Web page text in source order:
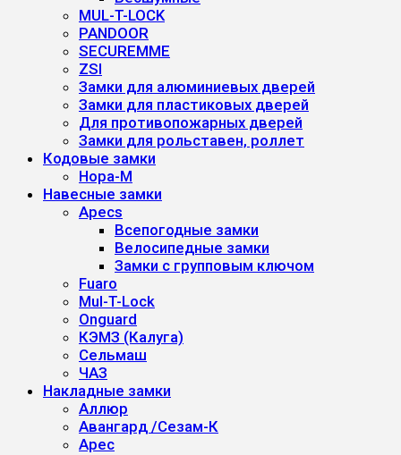
MUL-T-LOCK
PANDOOR
SECUREMME
ZSI
Замки для алюминиевых дверей
Замки для пластиковых дверей
Для противопожарных дверей
Замки для рольставен, роллет
Кодовые замки
Нора-М
Навесные замки
Apecs
Всепогодные замки
Велосипедные замки
Замки с групповым ключом
Fuaro
Mul-T-Lock
Onguard
КЭМЗ (Калуга)
Сельмаш
ЧАЗ
Накладные замки
Аллюр
Авангард /Сезам-К
Арес